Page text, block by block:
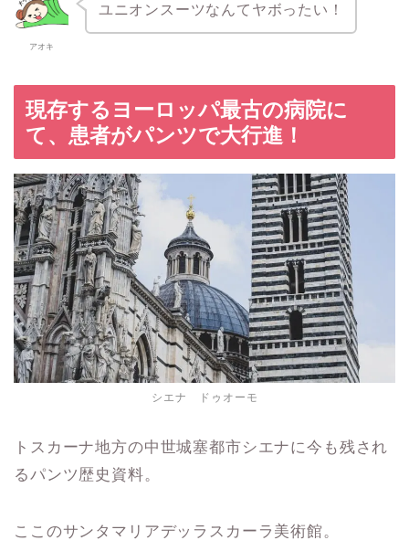
アオキ
ユニオンスーツなんてヤボったい！
現存するヨーロッパ最古の病院に
て、患者がパンツで大行進！
シエナ ドゥオーモ
トスカーナ地方の中世城塞都市シエナに今も残され
るパンツ歴史資料。
ここのサンタマリアデッラスカーラ美術館。